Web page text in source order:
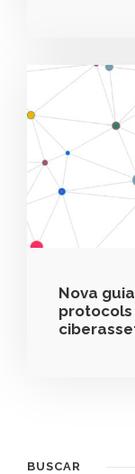
Nova
protocols
BUSCAR